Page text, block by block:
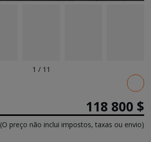
1 / 11
118 800 $
(O preço não inclui impostos, taxas ou envio)